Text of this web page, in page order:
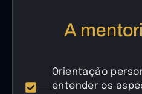
A
Orientação
entender os